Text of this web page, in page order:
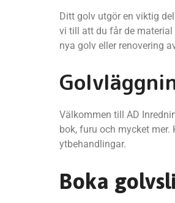
Ditt golv utgör en viktig
vi till att du får de
nya golv eller renovering
Välkommen till AD
bok, furu och mycket
ytbehandlingar.
Boka